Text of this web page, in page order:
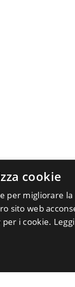
cookie
per migliorare
sito web
i cookie.